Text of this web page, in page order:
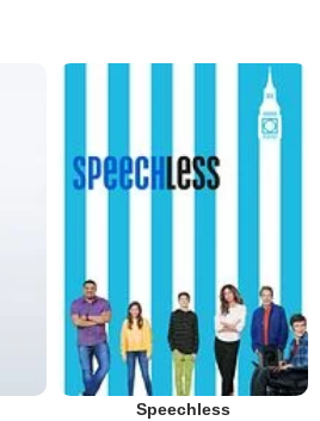
Speechless